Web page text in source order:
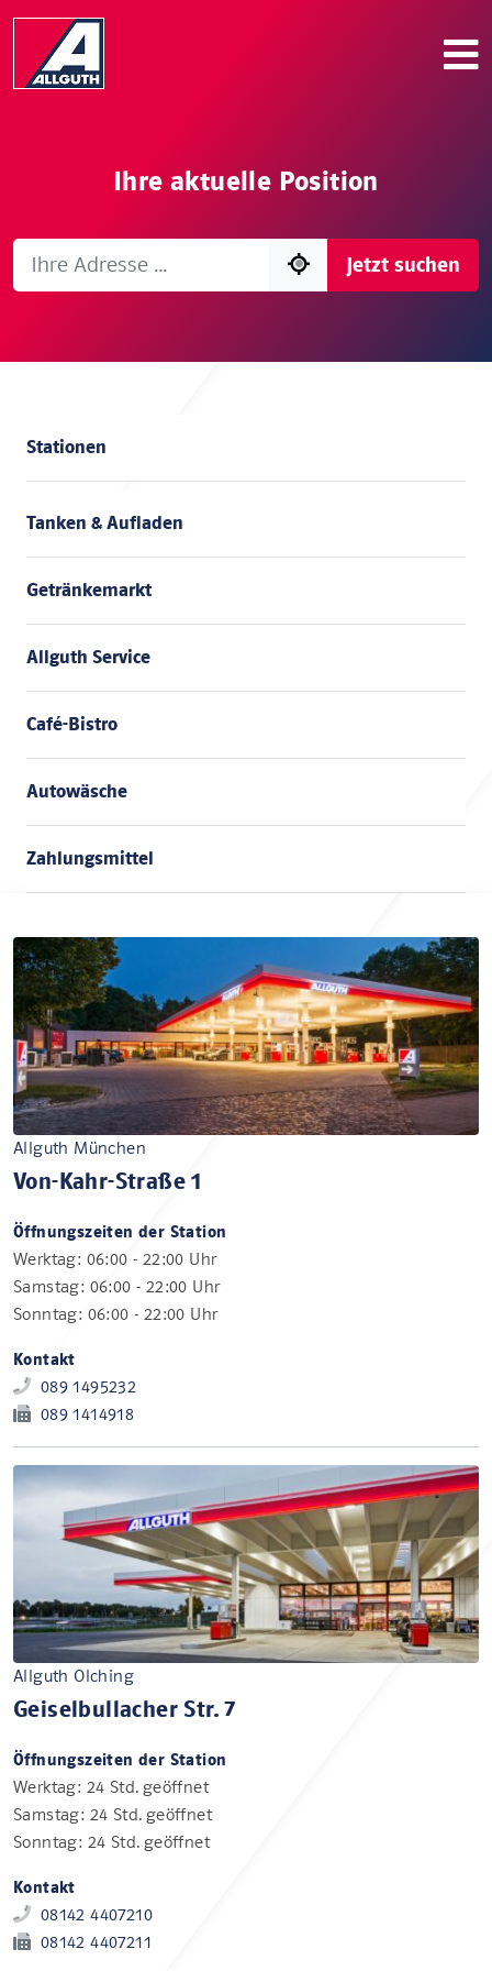
Ihre aktuelle Position
Jetzt suchen
Stationen
Tanken & Aufladen
Getränkemarkt
Allguth Service
Café-Bistro
Autowäsche
Zahlungsmittel
Allguth München
Von-Kahr-Straße 1
Öffnungszeiten der Station
Werktag: 06:00 - 22:00 Uhr
Samstag: 06:00 - 22:00 Uhr
Sonntag: 06:00 - 22:00 Uhr
Kontakt
089 1495232
089 1414918
Allguth Olching
Geiselbullacher Str. 7
Öffnungszeiten der Station
Werktag: 24 Std. geöffnet
Samstag: 24 Std. geöffnet
Sonntag: 24 Std. geöffnet
Kontakt
08142 4407210
08142 4407211